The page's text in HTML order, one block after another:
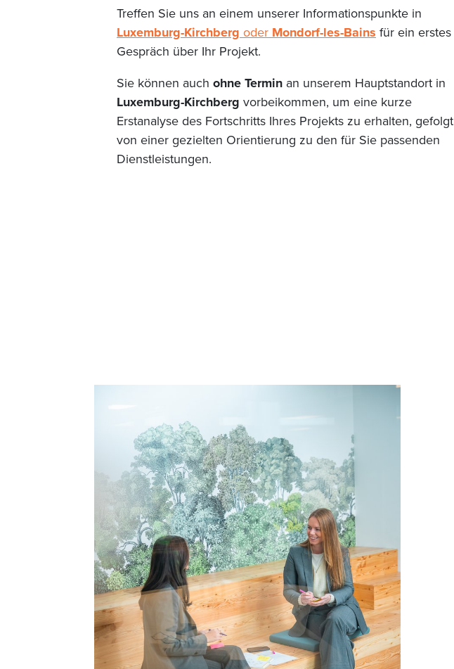
Treffen Sie uns an einem unserer Informationspunkte in
Luxemburg-Kirchberg oder Mondorf-les-Bains für ein erstes
Gespräch über Ihr Projekt.
Sie können auch ohne Termin an unserem Hauptstandort in
Luxemburg-Kirchberg vorbeikommen, um eine kurze
Erstanalyse des Fortschritts Ihres Projekts zu erhalten, gefolgt
von einer gezielten Orientierung zu den für Sie passenden
Dienstleistungen.